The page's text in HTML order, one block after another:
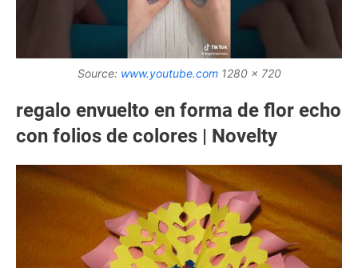
Source: www.youtube.com1280 x 720
regalo envuelto en forma de flor echo
con folios de colores | Novelty